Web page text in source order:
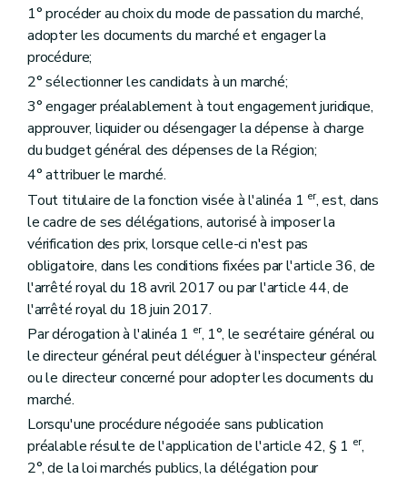
1° procéder au choix du mode de passation du marché,
adopter les documents du marché et engager la
procédure;
2° sélectionner les candidats à un marché;
3° engager préalablement à tout engagement juridique,
approuver, liquider ou désengager la dépense à charge
du budget général des dépenses de la Région;
4° attribuer le marché.
Tout titulaire de la fonction visée à l'alinéa 1 er, est, dans
le cadre de ses délégations, autorisé à imposer la
vérification des prix, lorsque celle-ci n'est pas
obligatoire, dans les conditions fixées par l'article 36, de
l'arrêté royal du 18 avril 2017 ou par l'article 44, de
l'arrêté royal du 18 juin 2017.
Par dérogation à l'alinéa 1 er, 1°, le secrétaire général ou
le directeur général peut déléguer à l'inspecteur général
ou le directeur concerné pour adopter les documents du
marché.
Lorsqu'une procédure négociée sans publication
préalable résulte de l'application de l'article 42, § 1 er,
2°, de la loi marchés publics, la délégation pour